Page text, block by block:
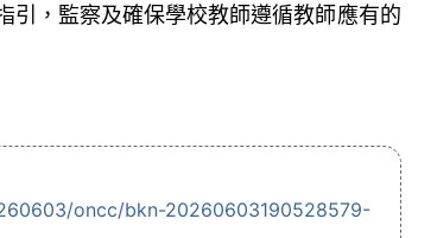
引，監察及確保學校教師遵循教師應有的
oncc/bkn-20260603190528579-